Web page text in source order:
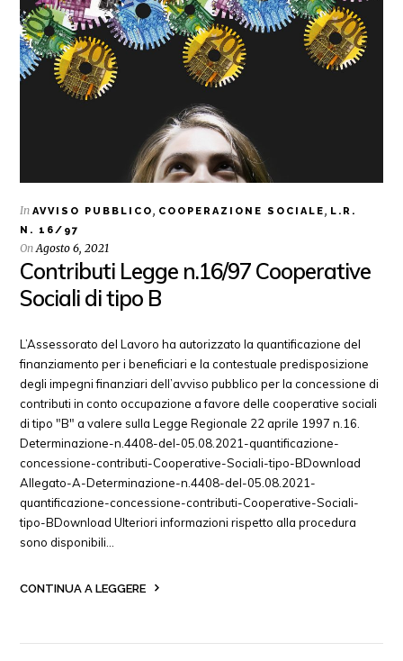
InAVVISO PUBBLICO, COOPERAZIONE SOCIALE, L.R.
N. 16/97
OnAgosto 6, 2021
Contributi Legge n.16/97 Cooperative
Sociali di tipo B
L’Assessorato del Lavoro ha autorizzato la quantificazione del
finanziamento per i beneficiari e la contestuale predisposizione
degli impegni finanziari dell’avviso pubblico per la concessione di
contributi in conto occupazione a favore delle cooperative sociali
di tipo "B" a valere sulla Legge Regionale 22 aprile 1997 n.16.
Determinazione-n.4408-del-05.08.2021-quantificazione-
concessione-contributi-Cooperative-Sociali-tipo-BDownload
Allegato-A-Determinazione-n.4408-del-05.08.2021-
quantificazione-concessione-contributi-Cooperative-Sociali-
tipo-BDownload Ulteriori informazioni rispetto alla procedura
sono disponibili…
CONTINUA A LEGGERE